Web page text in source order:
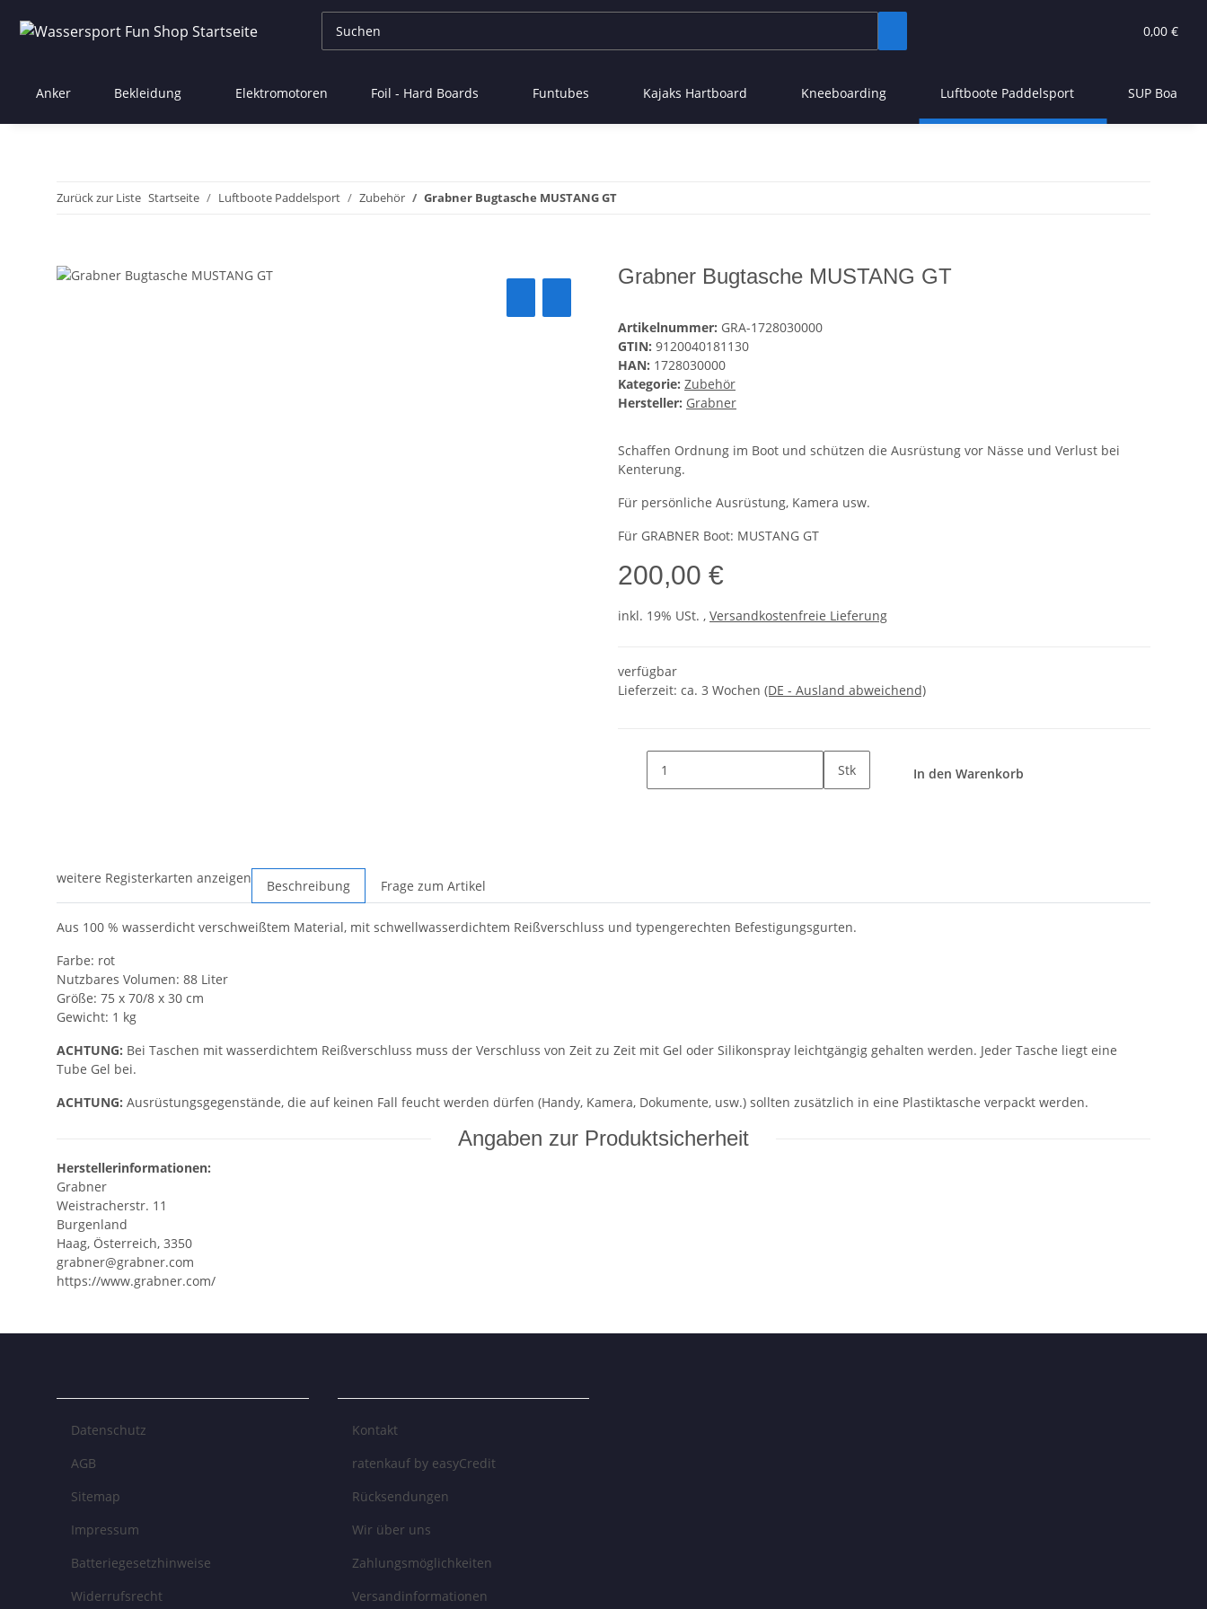
0,00 €
Anker Bekleidung Elektromotoren Foil - Hard Boards Funtubes Kajaks Hartboard Kneeboarding Luftboote Paddelsport SUP Board
Zurück zur Liste Startseite Luftboote Paddelsport Zubehör Grabner Bugtasche MUSTANG GT
Grabner Bugtasche MUSTANG GT
Artikelnummer: GRA-1728030000
GTIN: 9120040181130
HAN: 1728030000
Kategorie: Zubehör
Hersteller: Grabner
Schaffen Ordnung im Boot und schützen die Ausrüstung vor Nässe und Verlust bei
Kenterung.
Für persönliche Ausrüstung, Kamera usw.
Für GRABNER Boot: MUSTANG GT
200,00 €
inkl. 19% USt. , Versandkostenfreie Lieferung
verfügbar
Lieferzeit: ca. 3 Wochen (DE - Ausland abweichend)
Stk In den Warenkorb
weitere Registerkarten anzeigen Beschreibung Frage zum Artikel
Aus 100 % wasserdicht verschweißtem Material, mit schwellwasserdichtem Reißverschluss und typengerechten Befestigungsgurten.
Farbe: rot
Nutzbares Volumen: 88 Liter
Größe: 75 x 70/8 x 30 cm
Gewicht: 1 kg
ACHTUNG: Bei Taschen mit wasserdichtem Reißverschluss muss der Verschluss von Zeit zu Zeit mit Gel oder Silikonspray leichtgängig gehalten werden. Jeder Tasche liegt eine
Tube Gel bei.
ACHTUNG: Ausrüstungsgegenstände, die auf keinen Fall feucht werden dürfen (Handy, Kamera, Dokumente, usw.) sollten zusätzlich in eine Plastiktasche verpackt werden.
Angaben zur Produktsicherheit
Herstellerinformationen:
Grabner
Weistracherstr. 11
Burgenland
Haag, Österreich, 3350
grabner@grabner.com
https://www.grabner.com/
Datenschutz
AGB
Sitemap
Impressum
Batteriegesetzhinweise
Widerrufsrecht
Kontakt
ratenkauf by easyCredit
Rücksendungen
Wir über uns
Zahlungsmöglichkeiten
Versandinformationen